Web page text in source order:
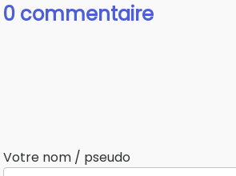
0 commentaire
Votre nom / pseudo